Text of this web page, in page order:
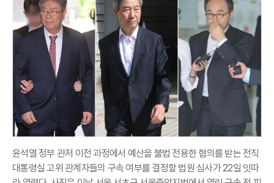
윤석열 정부 관저 이전 과정에서 예산을 불법 전용한 혐의를 받는 전직
대통령실 고위 관계자들의 구속 여부를 결정할 법원 심사가 22일 잇따